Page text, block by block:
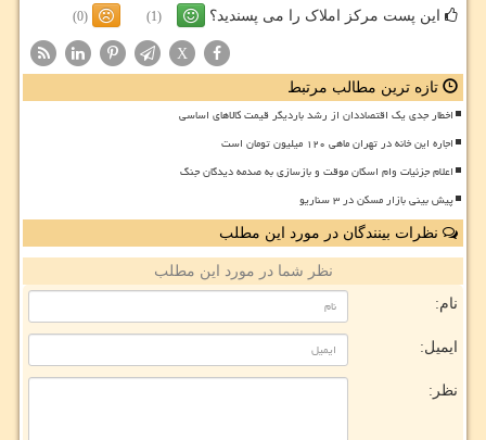
این پست مرکز املاک را می پسندید؟ (1)
(0)
X
تازه ترین مطالب مرتبط
اخطار جدی یک اقتصاددان از رشد باردیگر قیمت کالاهای اساسی
اجاره این خانه در تهران ماهی ۱۲۰ میلیون تومان است
اعلام جزئیات وام اسکان موقت و بازسازی به صدمه دیدگان جنگ
پیش بینی بازار مسکن در ۳ سناریو
نظرات بینندگان در مورد این مطلب
نظر شما در مورد این مطلب
نام:
ایمیل:
نظر: